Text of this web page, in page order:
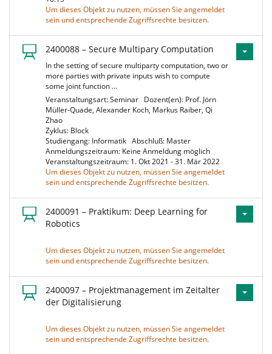
Um dieses Objekt zu nutzen, müssen Sie angemeldet
sein und entsprechende Zugriffsrechte besitzen.
2400088 – Secure Multipary Computation
In the setting of secure multiparty computation, two or
more parties with private inputs wish to compute
some joint function …
Veranstaltungsart: Seminar Dozent(en): Prof. Jörn
Müller-Quade, Alexander Koch, Markus Raiber, Qi
Zhao
Zyklus: Block
Studiengang: Informatik Abschluß: Master
Anmeldungszeitraum: Keine Anmeldung möglich
Veranstaltungszeitraum: 1. Okt 2021 - 31. Mär 2022
Um dieses Objekt zu nutzen, müssen Sie angemeldet
sein und entsprechende Zugriffsrechte besitzen.
2400091 – Praktikum: Deep Learning for
Robotics
Um dieses Objekt zu nutzen, müssen Sie angemeldet
sein und entsprechende Zugriffsrechte besitzen.
2400097 – Projektmanagement im Zeitalter
der Digitalisierung
Um dieses Objekt zu nutzen, müssen Sie angemeldet
sein und entsprechende Zugriffsrechte besitzen.